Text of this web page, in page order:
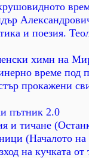
и поезия.
химн на
време под
прокажени
пътник 2.0
и тичане
(Началото на
на кучката от